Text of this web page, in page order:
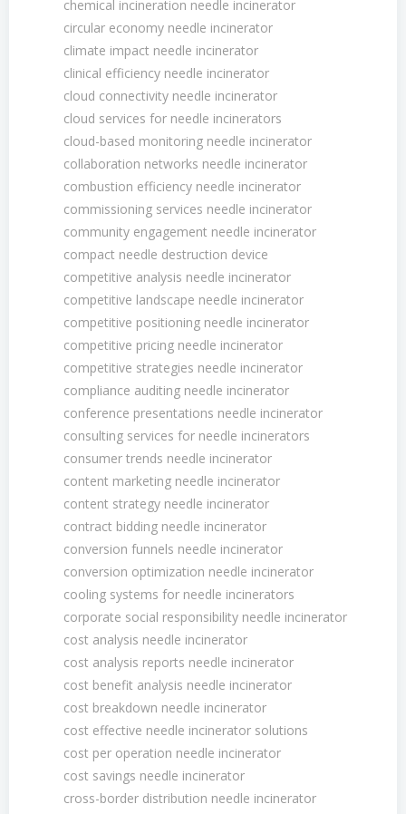
chemical incineration needle incinerator
circular economy needle incinerator
climate impact needle incinerator
clinical efficiency needle incinerator
cloud connectivity needle incinerator
cloud services for needle incinerators
cloud-based monitoring needle incinerator
collaboration networks needle incinerator
combustion efficiency needle incinerator
commissioning services needle incinerator
community engagement needle incinerator
compact needle destruction device
competitive analysis needle incinerator
competitive landscape needle incinerator
competitive positioning needle incinerator
competitive pricing needle incinerator
competitive strategies needle incinerator
compliance auditing needle incinerator
conference presentations needle incinerator
consulting services for needle incinerators
consumer trends needle incinerator
content marketing needle incinerator
content strategy needle incinerator
contract bidding needle incinerator
conversion funnels needle incinerator
conversion optimization needle incinerator
cooling systems for needle incinerators
corporate social responsibility needle incinerator
cost analysis needle incinerator
cost analysis reports needle incinerator
cost benefit analysis needle incinerator
cost breakdown needle incinerator
cost effective needle incinerator solutions
cost per operation needle incinerator
cost savings needle incinerator
cross-border distribution needle incinerator